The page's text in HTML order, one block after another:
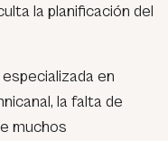
la planificación del
en
la falta de
muchos